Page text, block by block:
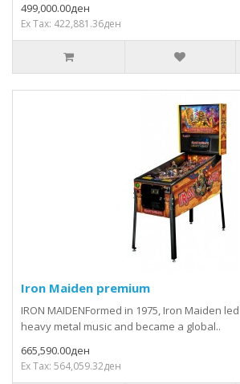
499,000.00ден
Ex Tax: 422,881.36ден
Iron Maiden premium
IRON MAIDENFormed in 1975, Iron Maiden
heavy metal music and became a global..
665,590.00ден
Ex Tax: 564,059.32ден